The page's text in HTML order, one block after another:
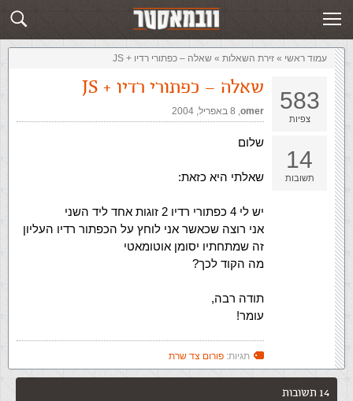
שלח תשובה זירת השאלות
עמוד ראשי » ‏זירת השאלות‏ » שאלה – כפתורי רדיו + JS
583
צפיות
14
תשובות
שאלה – כפתורי רדיו + JS
omer
,‏ 8 באפריל, 2004
שלום
שאלתי היא כזאת:
יש לי 4 כפתורי רדיו 2 זוגות אחד ליד השני
אני רוצה שכאשר אני לוחץ על הכפתור רדיו העליון
זה שמתחתיו יסומן אוטומאטי
מה הקוד לכך?
תודה רבה,
עומר!
תגיות: פורום צד שרת
14 תשובות